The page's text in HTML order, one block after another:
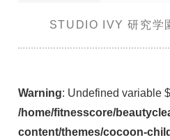
STUDIO IVY 研究学
Warning: Undefined variable
/home/fitnesscore/
content/themes/cocoon-